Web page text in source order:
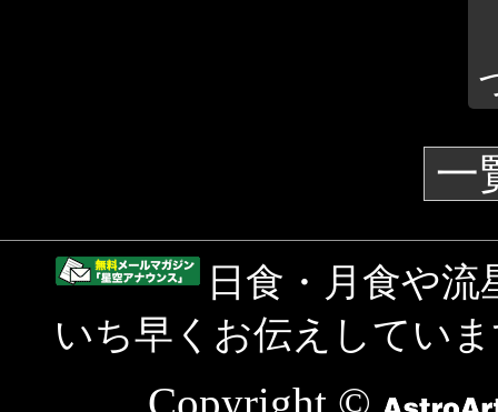
一
日食・月食や
いち早くお伝えしてい
Copyright ©